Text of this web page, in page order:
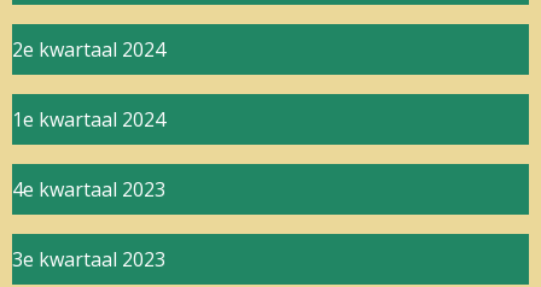
2e kwartaal 2024
1e kwartaal 2024
4e kwartaal 2023
3e kwartaal 2023